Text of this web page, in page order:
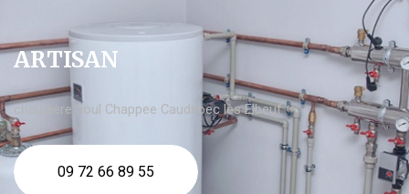
ARTISAN
chaudière fioul Chappee Caudebec lès Elbeuf
09 72 66 89 55